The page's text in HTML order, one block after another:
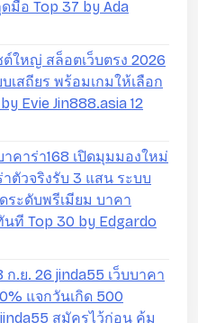
มือ Top 37 by Ada
ต์ใหญ่ สล็อตเว็บตรง 2026
สถียร พร้อมเกมให้เลือก
Evie Jin888.asia 12
คาร่า168 เปิดมุมมองใหม่
ตัวจริงรับ 3 แสน ระบบ
ระดับพรีเมียม บาคา
นที Top 30 by Edgardo
.ย. 26 jinda55 เว็บบาคา
แจกวันเกิด 500
สมัครไว้ก่อน คุ้ม